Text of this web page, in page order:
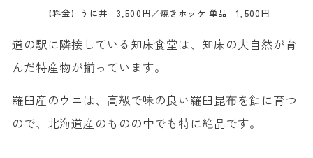
【料金】うに丼 3,500円／焼きホッケ 単品 1,500円
道の駅に隣接している知床食堂は、知床の大自然が育
んだ特産物が揃っています。
羅臼産のウニは、高級で味の良い羅臼昆布を餌に育つ
ので、北海道産のものの中でも特に絶品です。